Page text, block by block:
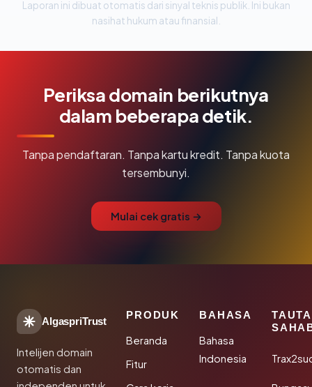
Laporan ini dibuat otomatis dari sinyal teknis publik. Ini bukan
nasihat hukum atau finansial.
Periksa domain berikutnya
dalam beberapa detik.
Tanpa pendaftaran. Tanpa kartu kredit. Tanpa kuota
tersembunyi.
Mulai cek gratis →
AlgaspriTrust
Intelijen domain
otomatis dan
PRODUK
Beranda
Fitur
BAHASA
Bahasa
Indonesia